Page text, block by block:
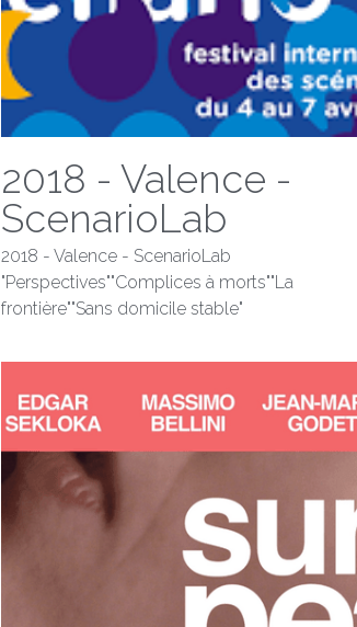
2018 - Valence -
ScenarioLab
2018 - Valence - ScenarioLab
"Perspectives""Complices à morts""La
frontière""Sans domicile stable"